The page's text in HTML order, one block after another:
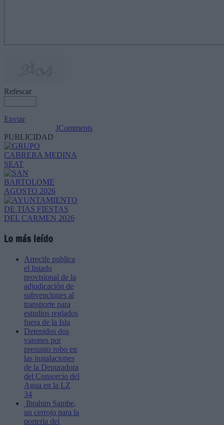
Refescar
Enviar
JComments
PUBLICIDAD
Lo más leído
Arrecife publica
el listado
provisional de la
adjudicación de
subvenciones al
transporte para
estudios reglados
fuera de la Isla
Detenidos dos
varones por
presunto robo en
las instalaciones
de la Depuradora
del Consorcio del
Agua en la LZ
34
Ibrahim Sambe,
un cerrojo para la
portería del